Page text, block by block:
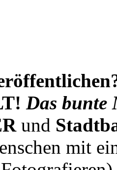
Das bunte
und
mit